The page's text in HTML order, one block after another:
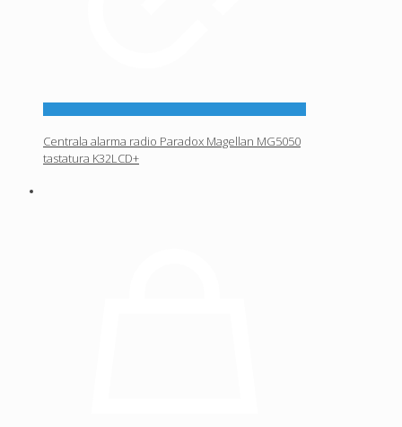
Centrala alarma radio Paradox Magellan MG5050
tastatura K32LCD+